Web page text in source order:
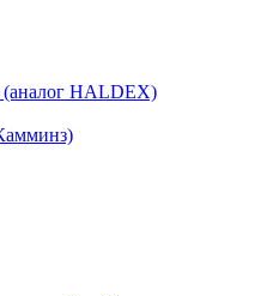
(аналог HALDEX)